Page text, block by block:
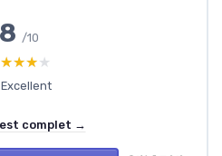
8 /10
complet →